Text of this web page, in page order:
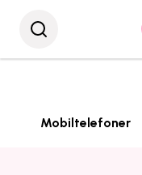
Mobiltelefoner